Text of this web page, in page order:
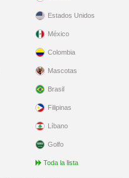
Estados Unidos
México
Colombia
Mascotas
Brasil
Filipinas
Líbano
Golfo
Toda la lista